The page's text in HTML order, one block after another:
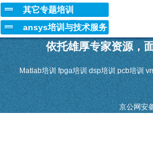
其它专题培训
ansys培训与技术服务
依托雄厚专家资源，
Matlab培训 fpga培训 dsp培训 pcb培训
京公网安